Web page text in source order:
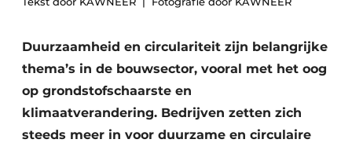
Podcasts
Vacature aanmelden
Vacatures
Video’s
Duurzaamheid en circulariteit zijn belangrijke
thema’s in de bouwsector, vooral met het oog
op grondstofschaarste en
klimaatverandering. Bedrijven zetten zich
steeds meer in voor duurzame en circulaire